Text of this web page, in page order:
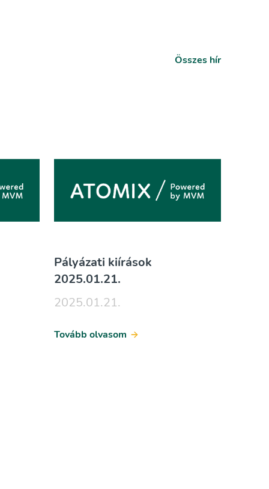
Összes hír
Pályázati kiírások
2025.01.21.
2025.01.21.
Tovább olvasom